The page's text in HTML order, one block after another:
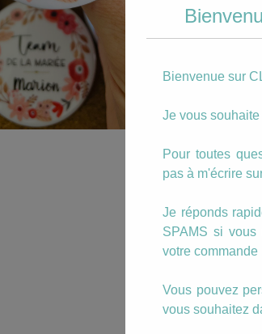
Bienvenue sur
Je vous
Pour toutes
pas à m'écrire
Je réponds
SPAMS si
votre commande
Vous pouvez
vous souhaitez